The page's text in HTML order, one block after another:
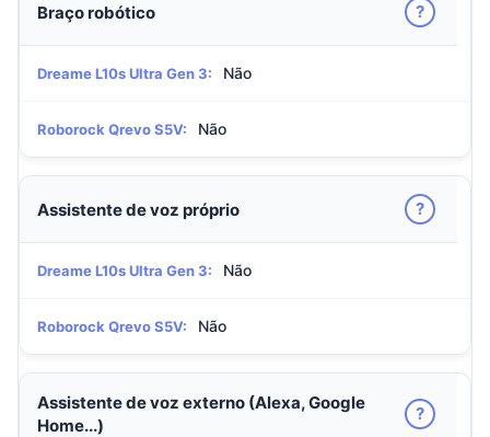
Braço robótico ?
Dreame L10s Ultra Gen 3: Não
Roborock Qrevo S5V: Não
Assistente de voz próprio ?
Dreame L10s Ultra Gen 3: Não
Roborock Qrevo S5V: Não
Assistente de voz externo (Alexa, Google
Home...)
?